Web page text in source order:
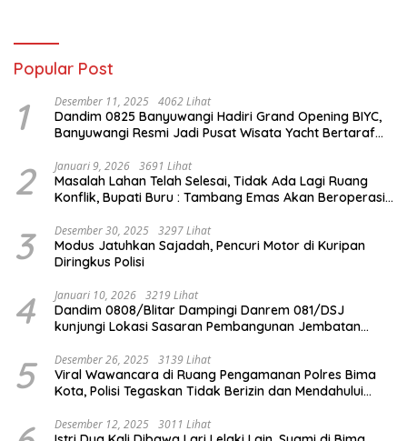
Popular Post
1 Desember 11, 2025 4062 Lihat
Dandim 0825 Banyuwangi Hadiri Grand Opening BIYC,
Banyuwangi Resmi Jadi Pusat Wisata Yacht Bertaraf
2 Januari 9, 2026 3691 Lihat
Masalah Lahan Telah Selesai, Tidak Ada Lagi Ruang
Konflik, Bupati Buru : Tambang Emas Akan Beroperasi
3 Desember 30, 2025 3297 Lihat
Modus Jatuhkan Sajadah, Pencuri Motor di Kuripan
Diringkus Polisi
4 Januari 10, 2026 3219 Lihat
Dandim 0808/Blitar Dampingi Danrem 081/DSJ
kunjungi Lokasi Sasaran Pembangunan Jembatan
5 Desember 26, 2025 3139 Lihat
Viral Wawancara di Ruang Pengamanan Polres Bima
Kota, Polisi Tegaskan Tidak Berizin dan Mendahului
Desember 12, 2025 3011 Lihat